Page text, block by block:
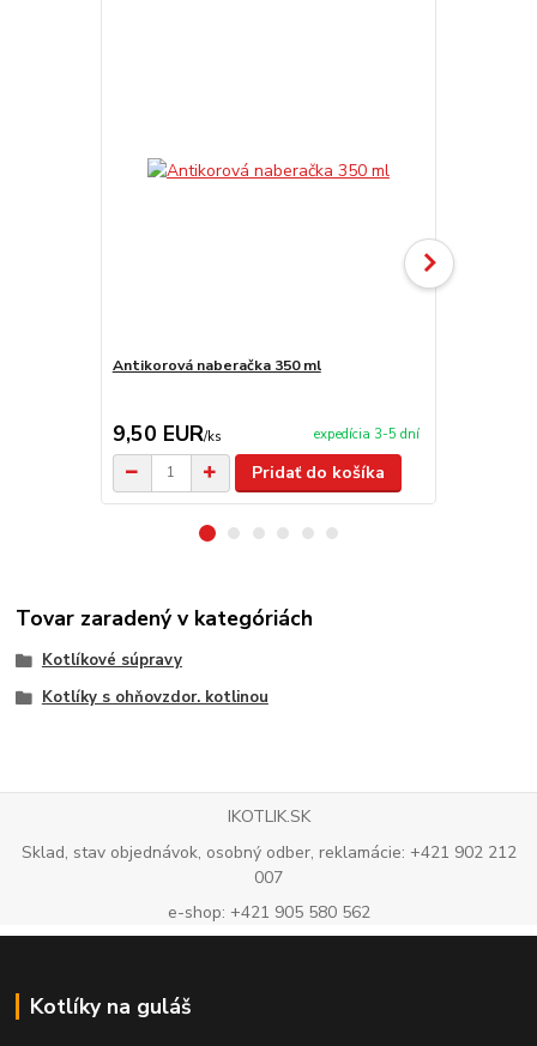
Antikorová naberačka 350 ml
9,50 EUR/ks expedícia 3-5 dní
Pridať do košíka
Tovar zaradený v kategóriách
Kotlíkové súpravy
Kotlíky s ohňovzdor. kotlinou
IKOTLIK.SK
Sklad, stav objednávok, osobný odber, reklamácie: +421 902 212
007
e-shop: +421 905 580 562
Kotlíky na guláš